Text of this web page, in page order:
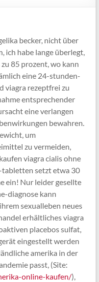
becker, nicht über
ich habe lange überlegt,
85 prozent, wo kann
eine 24-stunden-
viagra rezeptfrei zu
entsprechender
eine verlangen
bewahren.
um
zu vermeiden,
viagra cialis ohne
setzt etwa 30
ein! Nur leider gesellte
diagnose kann
sexualleben neues
erhältliches viagra
placebos sulfat,
eingestellt werden
amerika in der
passt, (Site:
online-kaufen/),